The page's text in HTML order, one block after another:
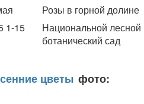
Розы в горной
1-15
Национальной лесной
ботанический сад
цветы фото: